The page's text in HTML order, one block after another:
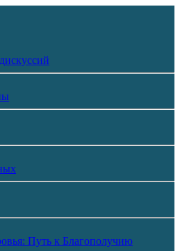
Путь к Благополучию